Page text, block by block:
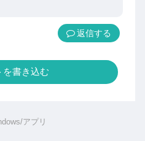
返信
を書き込む
アプリ